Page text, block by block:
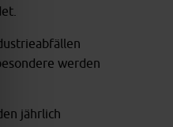
werden
jährlich